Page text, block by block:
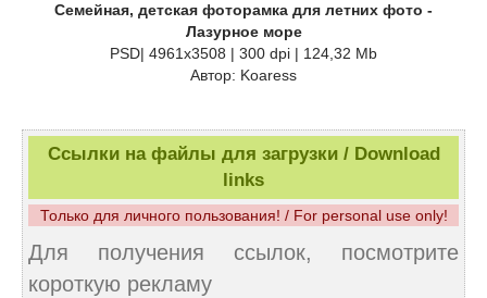
Семейная, детская фоторамка для летних фото -
Лазурное море
PSD| 4961x3508 | 300 dpi | 124,32 Mb
Автор: Koaress
Ссылки на файлы для загрузки / Download
links
Только для личного пользования! / For personal use only!
Для получения ссылок, посмотрите
короткую рекламу